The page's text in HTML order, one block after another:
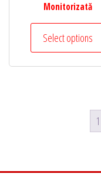
Monitorizată
Select options
1